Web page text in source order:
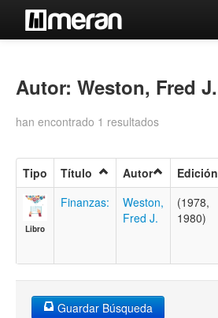
Búsqueda Avanzada
Contacto
Iniciar sesión
Autor: Weston, Fred J.
han encontrado 1 resultados
Tipo Título Autor Edición
Libro
Finanzas:
Weston,
Fred J.
(1978,
1980)
Guardar Búsqueda